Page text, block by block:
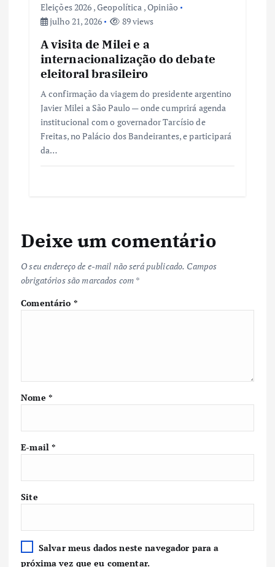
Eleições 2026 ,Geopolítica ,Opinião
julho 21, 2026
89 views
A visita de Milei e a
internacionalização do debate
eleitoral brasileiro
A confirmação da viagem do presidente argentino
Javier Milei a São Paulo — onde cumprirá agenda
institucional com o governador Tarcísio de
Freitas, no Palácio dos Bandeirantes, e participará
da…
Deixe um comentário
O seu endereço de e-mail não será publicado. Campos
obrigatórios são marcados com *
Comentário *
Nome *
E-mail*
Site
Salvar meus dados neste navegador para a
próxima vez que eu comentar.